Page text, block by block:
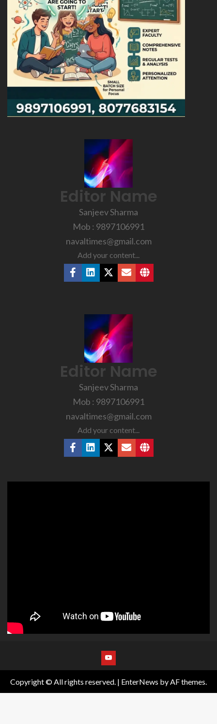
Editor Name
Sanjeev Sharma
Mob : 9897106991
navaltimes@gmail.com
Add your content...
Editor Name
Sanjeev Sharma
Mob : 9897106991
navaltimes@gmail.com
Add your content...
Copyright © All rights reserved. | EnterNews by AF themes.